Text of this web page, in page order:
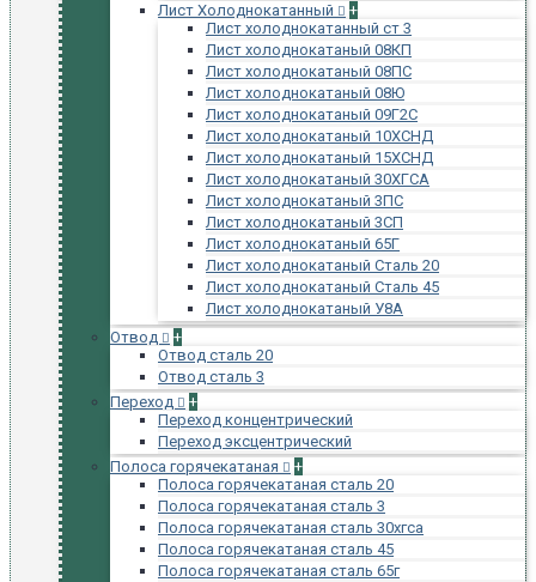
Лист Холоднокатанный
+
Лист холоднокатанный ст 3
Лист холоднокатаный 08КП
Лист холоднокатаный 08ПС
Лист холоднокатаный 08Ю
Лист холоднокатаный 09Г2С
Лист холоднокатаный 10ХСНД
Лист холоднокатаный 15ХСНД
Лист холоднокатаный 30ХГСА
Лист холоднокатаный 3ПС
Лист холоднокатаный 3СП
Лист холоднокатаный 65Г
Лист холоднокатаный Сталь 20
Лист холоднокатаный Сталь 45
Лист холоднокатаный У8А
Отвод
+
Отвод сталь 20
Отвод сталь 3
Переход
+
Переход концентрический
Переход эксцентрический
Полоса горячекатаная
+
Полоса горячекатаная сталь 20
Полоса горячекатаная сталь 3
Полоса горячекатаная сталь 30хгса
Полоса горячекатаная сталь 45
Полоса горячекатаная сталь 65г